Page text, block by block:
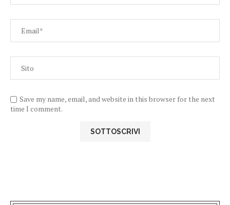
Save my name, email, and website in this browser for the next
time I comment.